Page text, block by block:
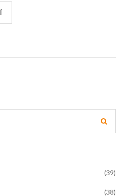
(39)
(38)